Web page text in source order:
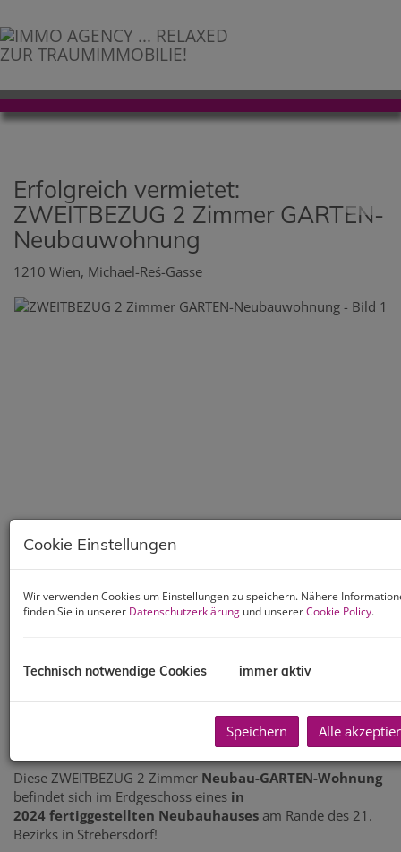
Erfolgreich vermietet:
ZWEITBEZUG 2 Zimmer GARTEN-
Neubauwohnung
1210 Wien, Michael-Reś-Gasse
Diese ZWEITBEZUG 2 Zimmer Neubau-GARTEN-Wohnung
befindet sich im Erdgeschoss eines in
2024 fertiggestellten Neubauhauses am Rande des 21.
Bezirks in Strebersdorf!
Cookie Einstellungen
Wir verwenden Cookies um Einstellungen zu speichern. Nähere
finden Sie in unserer Datenschutzerklärung und unsererCookie Policy.
Technisch notwendige Cookies immer aktiv
Speichern Alle